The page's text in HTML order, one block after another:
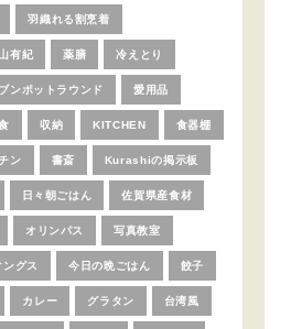
羽織れる割烹着
有紀 薬膳 冷えとり
ンポットラウンド 愛用品
収納 KITCHEN 食器棚
ン 書斎 Kurashiの掲示板
日々朝ごはん 佐賀県産食材
オリンパス 写真教室
グス 今日の晩ごはん 餃子
カレー グラタン 台湾風